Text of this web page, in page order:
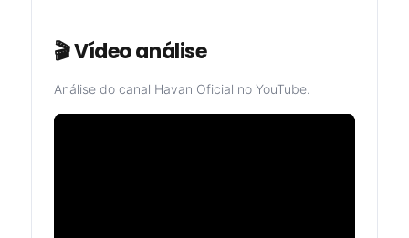
🎬 Vídeo análise
Análise do canal Havan Oficial no YouTube.